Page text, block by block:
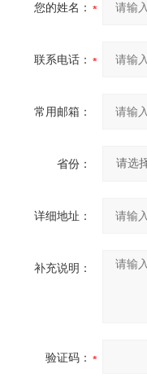
您的姓名：
联系电话：
常用邮箱：
省份：
详细地址：
补充说明：
验证码：